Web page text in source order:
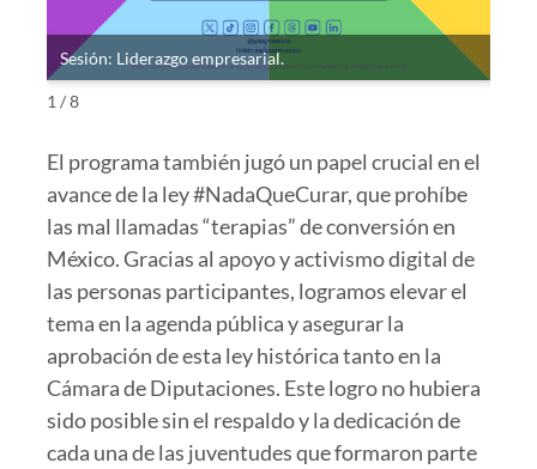
Sesión: Liderazgo empresarial.
1 / 8
El programa también jugó un papel crucial en el
avance de la ley #NadaQueCurar, que prohíbe
las mal llamadas “terapias” de conversión en
México. Gracias al apoyo y activismo digital de
las personas participantes, logramos elevar el
tema en la agenda pública y asegurar la
aprobación de esta ley histórica tanto en la
Cámara de Diputaciones. Este logro no hubiera
sido posible sin el respaldo y la dedicación de
cada una de las juventudes que formaron parte